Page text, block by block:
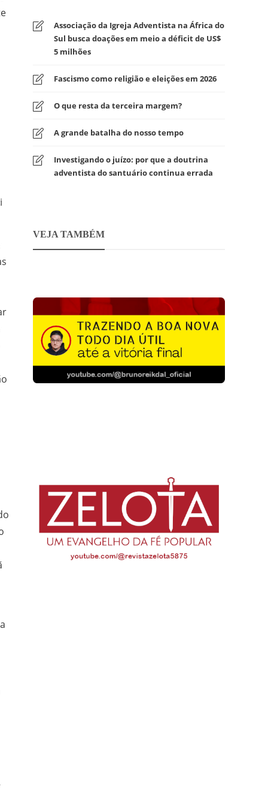
Associação da Igreja Adventista na África do
Sul busca doações em meio a déficit de US$
5 milhões
Fascismo como religião e eleições em 2026
O que resta da terceira margem?
A grande batalha do nosso tempo
Investigando o juízo: por que a doutrina
adventista do santuário continua errada
VEJA TAMBÉM